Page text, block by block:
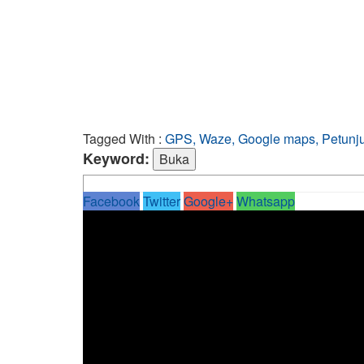
Tagged With : GPS, Waze, Google maps,
Keyword:
FacebookTwitterGoogle+Whatsapp